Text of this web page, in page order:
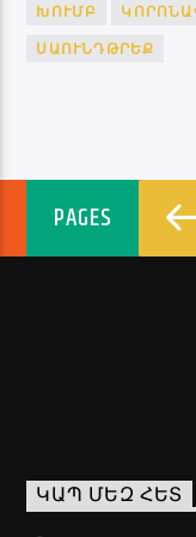
ԽՈՒՄԲ
ՍԱՈՒՆԴԹՐԵՔ
PAGES
ԿԱՊ ՄԵԶ ՀԵՏ